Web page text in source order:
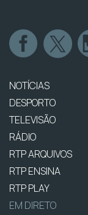
NOTÍCIAS
DESPORTO
TELEVISÃO
RÁDIO
RTP ARQUIVOS
RTP ENSINA
RTP PLAY
EM DIRETO